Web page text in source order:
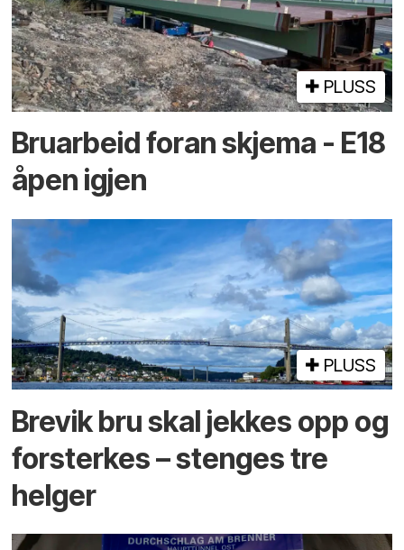
PLUSS
Bruarbeid foran skjema - E18
åpen igjen
PLUSS
Brevik bru skal jekkes opp og
forsterkes – stenges tre
helger